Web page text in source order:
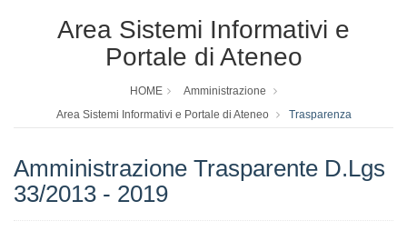
Area Sistemi Informativi e
Portale di Ateneo
HOME
Amministrazione
Area Sistemi Informativi e Portale di Ateneo
Trasparenza
Amministrazione Trasparente D.Lgs
33/2013 - 2019